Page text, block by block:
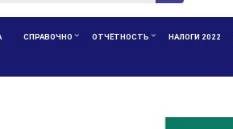
СПРАВОЧНО ОТЧЁТНОСТЬ НАЛОГИ 2022